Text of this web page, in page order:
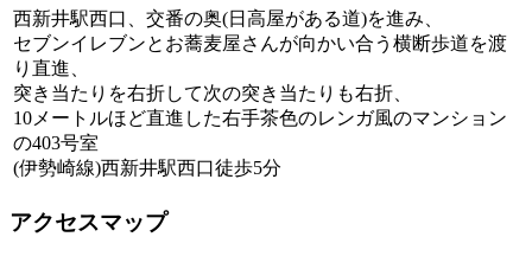
西新井駅西口、交番の奥(日高屋がある道)を進み、
セブンイレブンとお蕎麦屋さんが向かい合う横断歩道を渡
り直進、
突き当たりを右折して次の突き当たりも右折、
10メートルほど直進した右手茶色のレンガ風のマンション
の403号室
(伊勢崎線)西新井駅西口徒歩5分
アクセスマップ